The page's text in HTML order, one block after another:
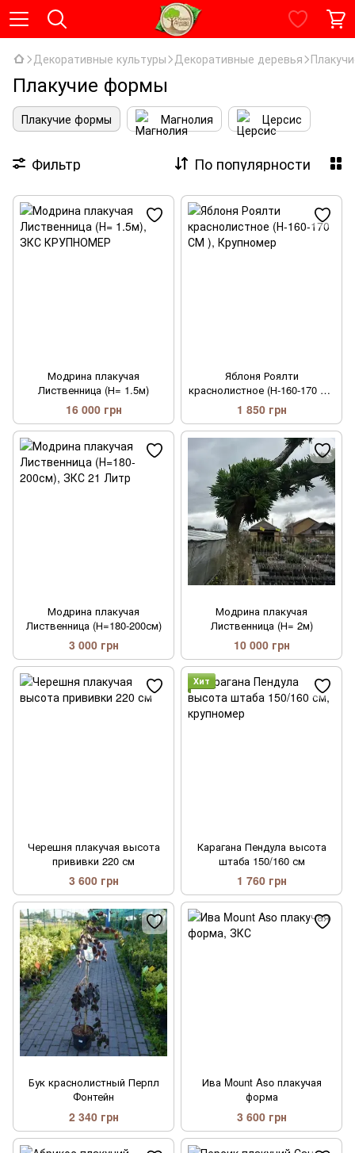
Декоративные культуры Декоративные деревья
Плакучие формы
Плакучие формы Магнолия Церсис
Фильтр По популярности
Модрина плакучая
Лиственница (Н= 1.5м)
16 000 грн
Яблоня Роялти
краснолистное (Н-160-170 СМ
)
1 850 грн
Модрина плакучая
Лиственница (Н=180-200см)
3 000 грн
Модрина плакучая
Лиственница (Н= 2м)
10 000 грн
Черешня плакучая высота
прививки 220 см
3 600 грн
Хит
Карагана Пендула высота
штаба 150/160 см
1 760 грн
Бук краснолистный Перпл
Фонтейн
2 340 грн
Ива Mount Aso плакучая
форма
3 600 грн